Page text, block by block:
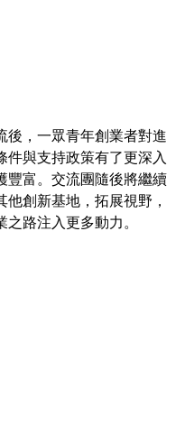
後，一眾青年創業者對進
件與支持政策有了更深入
豐富。交流團隨後將繼續
他創新基地，拓展視野，
之路注入更多動力。